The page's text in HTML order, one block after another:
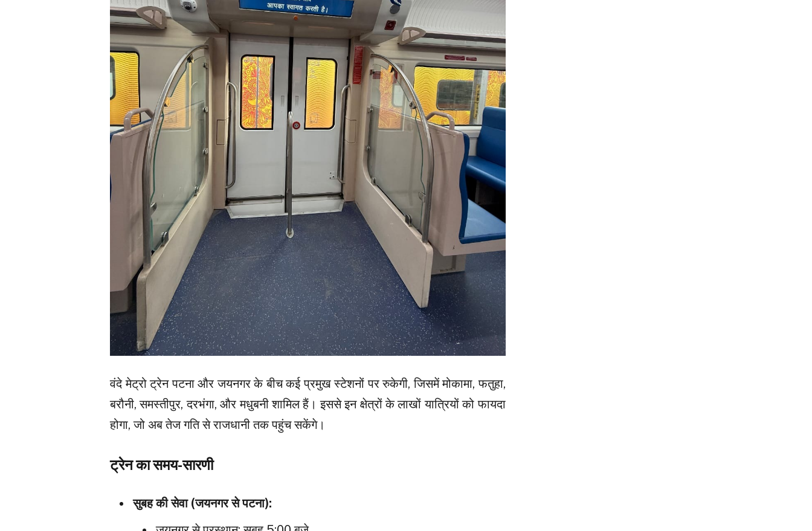
वंदे मेट्रो ट्रेन पटना और जयनगर के बीच कई प्रमुख स्टेशनों पर रुकेगी, जिसमें मोकामा, फतुहा,
बरौनी, समस्तीपुर, दरभंगा, और मधुबनी शामिल हैं। इससे इन क्षेत्रों के लाखों यात्रियों को फायदा
होगा, जो अब तेज गति से राजधानी तक पहुंच सकेंगे।
ट्रेन का समय-सारणी
सुबह की सेवा (जयनगर से पटना):